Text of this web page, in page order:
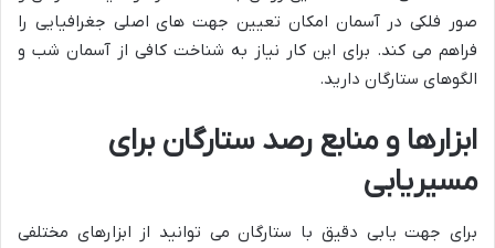
صور فلکی در آسمان امکان تعیین جهت های اصلی جغرافیایی را
فراهم می کند. برای این کار نیاز به شناخت کافی از آسمان شب و
الگوهای ستارگان دارید.
ابزارها و منابع رصد ستارگان برای
مسیریابی
برای جهت یابی دقیق با ستارگان می توانید از ابزارهای مختلفی